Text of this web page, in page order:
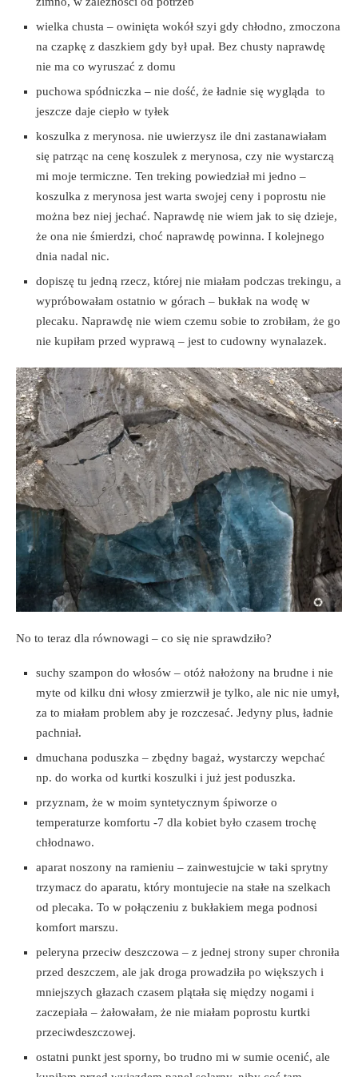
wielka chusta – owinięta wokół szyi gdy chłodno, zmoczona
na czapkę z daszkiem gdy był upał. Bez chusty naprawdę
nie ma co wyruszać z domu
puchowa spódniczka – nie dość, że ładnie się wygląda to
jeszcze daje ciepło w tyłek
koszulka z merynosa. nie uwierzysz ile dni zastanawiałam
się patrząc na cenę koszulek z merynosa, czy nie wystarczą
mi moje termiczne. Ten treking powiedział mi jedno –
koszulka z merynosa jest warta swojej ceny i poprostu nie
można bez niej jechać. Naprawdę nie wiem jak to się dzieje,
że ona nie śmierdzi, choć naprawdę powinna. I kolejnego
dnia nadal nic.
dopiszę tu jedną rzecz, której nie miałam podczas trekingu, a
wypróbowałam ostatnio w górach – bukłak na wodę w
plecaku. Naprawdę nie wiem czemu sobie to zrobiłam, że go
nie kupiłam przed wyprawą – jest to cudowny wynalazek.
No to teraz dla równowagi – co się nie sprawdziło?
suchy szampon do włosów – otóż nałożony na brudne i nie
myte od kilku dni włosy zmierzwił je tylko, ale nic nie umył,
za to miałam problem aby je rozczesać. Jedyny plus, ładnie
pachniał.
dmuchana poduszka – zbędny bagaż, wystarczy wepchać
np. do worka od kurtki koszulki i już jest poduszka.
przyznam, że w moim syntetycznym śpiworze o
temperaturze komfortu -7 dla kobiet było czasem trochę
chłodnawo.
aparat noszony na ramieniu – zainwestujcie w taki sprytny
trzymacz do aparatu, który montujecie na stałe na szelkach
od plecaka. To w połączeniu z bukłakiem mega podnosi
komfort marszu.
peleryna przeciw deszczowa – z jednej strony super chroniła
przed deszczem, ale jak droga prowadziła po większych i
mniejszych głazach czasem plątała się między nogami i
zaczepiała – żałowałam, że nie miałam poprostu kurtki
przeciwdeszczowej.
ostatni punkt jest sporny, bo trudno mi w sumie ocenić, ale